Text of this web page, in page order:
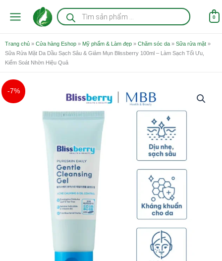
Tìm
kiếm
sản
0
Trang chủ » Cửa hàng Eshop » Mỹ phẩm & Làm đẹp » Chăm sóc da » Sữa rửa mặt »
Sữa Rửa Mặt Da Dầu Sạch Sâu & Giảm Mụn Blissberry 100ml – Làm Sạch Tối Ưu,
Kiểm Soát Nhờn Hiệu Quả
-7%
gốc
là:
150.000 ₫.
hiện
139.000 ₫.
Sữa
Rửa